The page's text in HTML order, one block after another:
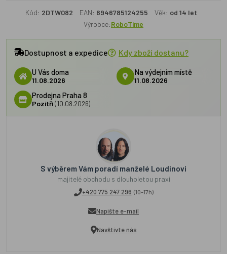
Kód: 2DTW082 EAN: 6946785124255 Věk: od 14 let
Výrobce:RoboTime
Dostupnost a expedice Kdy zboží dostanu?
U Vás doma
11.08.2026
Na výdejním místě
11.08.2026
Prodejna Praha 8
Pozítří(10.08.2026)
S výběrem Vám poradí manželé Loudínovi
majitelé obchodu s dlouholetou praxí
+420 775 247 296 (10-17h)
Napište e-mail
Navštivte nás